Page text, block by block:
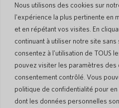
Nous utilisons des cookies sur
l'expérience la plus pertinente en
et en répétant vos visites. En
continuant à utiliser notre site
consentez à l'utilisation de TOUS
pouvez visiter les paramètres des
consentement contrôlé. Vous
politique de confidentialité pour
dont les données personnelles
Entreprise
À propos de nous
Langues et pays
Blog
Soutien
Service client
Politique de retour
Conditions d'expédition